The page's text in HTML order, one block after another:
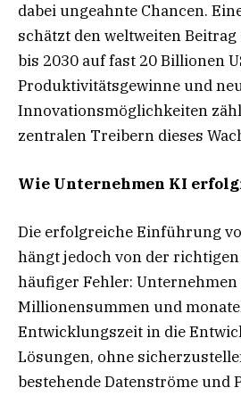
dabei ungeahnte Chancen.
schätzt den weltweiten
bis 2030 auf fast 20 Billionen
Produktivitätsgewinne und
Innovationsmöglichkeiten
zentralen Treibern dieses
Wie Unternehmen KI
Die erfolgreiche Einführung
hängt jedoch von der richtigen
häufiger Fehler:
Millionensummen und
Entwicklungszeit in die
Lösungen, ohne
bestehende Datenströme und